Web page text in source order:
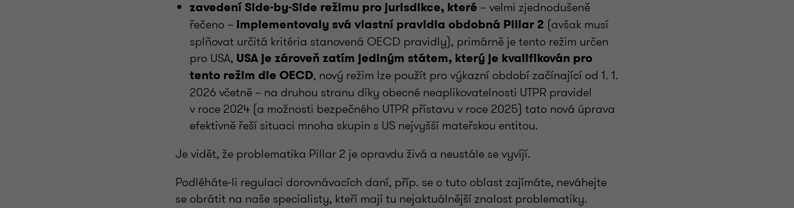
zavedení Side-by-Side režimu pro jurisdikce, které – velmi zjednodušeně
řečeno – implementovaly svá vlastní pravidla obdobná Pillar 2 (avšak musí
splňovat určitá kritéria stanovená OECD pravidly), primárně je tento režim určen
pro USA, USA je zároveň zatím jediným státem, který je kvalifikován pro
tento režim dle OECD, nový režim lze použít pro výkazní období začínající od 1. 1.
2026 včetně – na druhou stranu díky obecné neaplikovatelnosti UTPR pravidel
v roce 2024 (a možnosti bezpečného UTPR přístavu v roce 2025) tato nová úprava
efektivně řeší situaci mnoha skupin s US nejvyšší mateřskou entitou.
Je vidět, že problematika Pillar 2 je opravdu živá a neustále se vyvíjí.
Podléháte-li regulaci dorovnávacích daní, příp. se o tuto oblast zajímáte, neváhejte
se obrátit na naše specialisty, kteří mají tu nejaktuálnější znalost problematiky.